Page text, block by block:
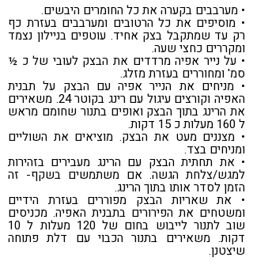
• מערבבים בקערה את כל החומרים היבשים.
• מוסיפים את כל הרטובים ומערבבים בעזרת כף
רק עד שמתקבל בצק אחיד. עוטפים בניילון נצמד
ומקררים כחצי שעה.
• על נייר אפיה מרדדים את הבצק לעובי של כ ½
סמ' ומחוררים בעזרת מזלג.
• מניחים את הנייר אפיה עם הבצק על תבנית
האפיה וקורצים עיגול עם רינג בקוטר 24. משאירים
את הרינג בתוך הבצק ואופים בתנור שחומם מראש
ל 160 מעלות כ 15 דקות.
• מצננים מעט את הבצק. מוציאים את השוליים
ומניחים בצד.
• את תחתית הבצק עם הרינג מעבירים בזהירות
למגש/צלחת הגשה. אם משתמשים בשקף- זה
הזמן לסדר אותו בתוך הרינג.
• את שאריות הבצק מפוררים בעזרת הידיים
ומשטחים את הפירורים בתבנית האפיה. מכניסים
שוב לתנור לייבוש בחום של 120 מעלות ל 10
דקות. משאירים בתנור הכבוי עם דלת פתוחה
שיצטנן.